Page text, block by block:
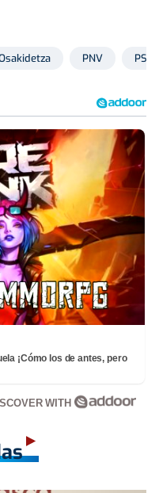
PNV PSE
¡Cómo los de antes, pero
WITH